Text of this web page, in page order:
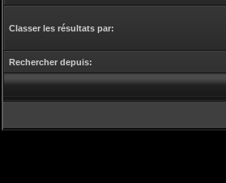
Classer les résultats par:
Rechercher depuis: